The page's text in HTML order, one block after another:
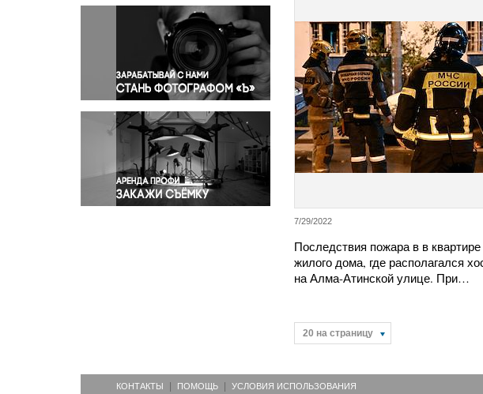
Окружающая среда
Политика
Правосудие
Происшествия и конфликты
Религия
Светская жизнь
Спорт
Экология
Экономика и бизнес
7/29/2022
Последствия пожара в в квартире
жилого дома, где располагался
на Алма-Атинской улице. При…
20 на страницу
КОНТАКТЫ ПОМОЩЬ УСЛОВИЯ ИСПОЛЬЗОВАНИЯ